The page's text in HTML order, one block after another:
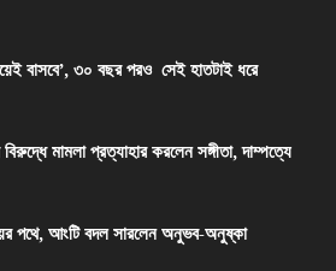
বাসবে’, ৩০ বছর পরও সেই হাতটাই ধরে
মামলা প্রত্যাহার করলেন সঙ্গীতা, দাম্পত্যে
পথে, আংটি বদল সারলেন অনুভব-অনুষ্কা